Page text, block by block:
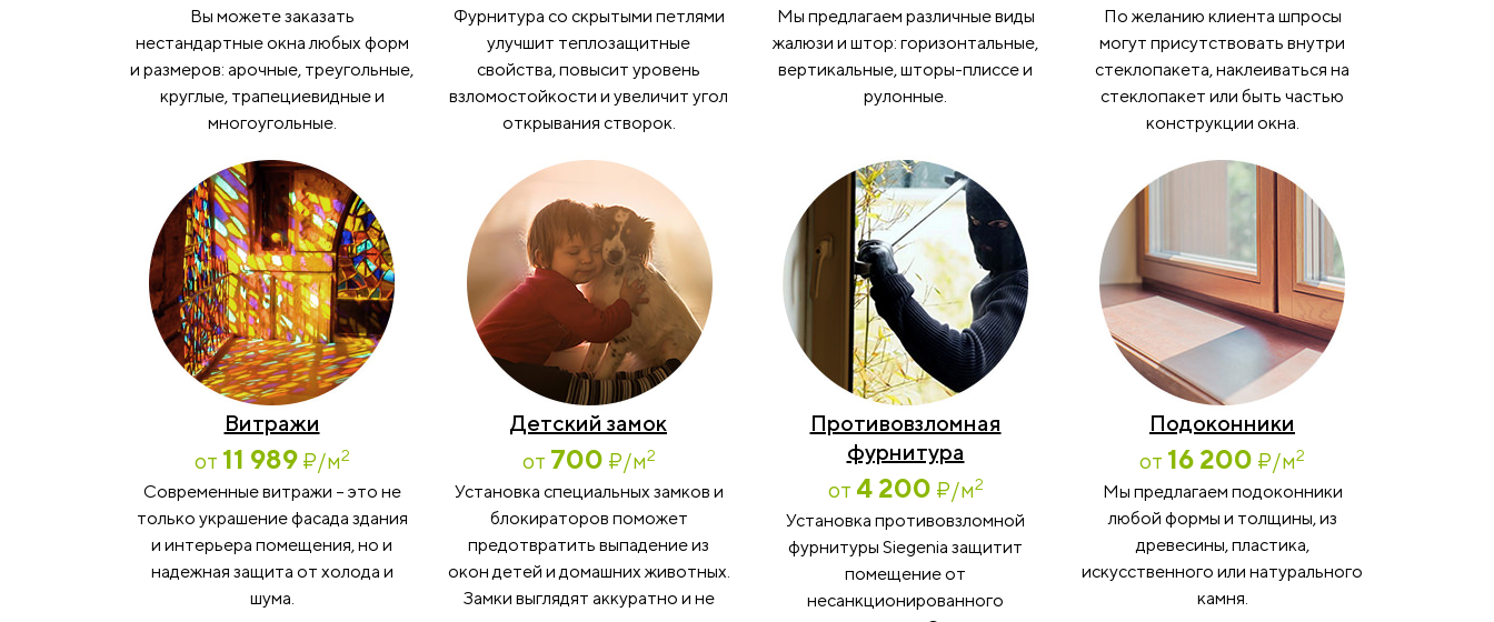
Вы можете заказать
нестандартные окна любых форм
и размеров: арочные, треугольные,
круглые, трапециевидные и
многоугольные.
Фурнитура со скрытыми петлями
улучшит теплозащитные
свойства, повысит уровень
взломостойкости и увеличит угол
открывания створок.
Мы предлагаем различные виды
жалюзи и штор: горизонтальные,
вертикальные, шторы-плиссе и
рулонные.
По желанию клиента шпросы
могут присутствовать внутри
стеклопакета, наклеиваться на
стеклопакет или быть частью
конструкции окна.
Витражи
от 11 989 ₽/м2
Современные витражи – это не
только украшение фасада здания
и интерьера помещения, но и
надежная защита от холода и
шума.
Детский замок
от 700 ₽/м2
Установка специальных замков и
блокираторов поможет
предотвратить выпадение из
окон детей и домашних животных.
Замки выглядят аккуратно и не
Противовзломная
фурнитура
от 4 200 ₽/м2
Установка противовзломной
фурнитуры Siegenia защитит
помещение от
несанкционированного
Подоконники
от 16 200 ₽/м2
Мы предлагаем подоконники
любой формы и толщины, из
древесины, пластика,
искусственного или натурального
камня.